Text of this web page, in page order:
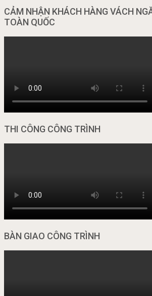
CẢM NHẬN KHÁCH HÀNG VÁCH
TOÀN QUỐC
THI CÔNG CÔNG TRÌNH
BÀN GIAO CÔNG TRÌNH